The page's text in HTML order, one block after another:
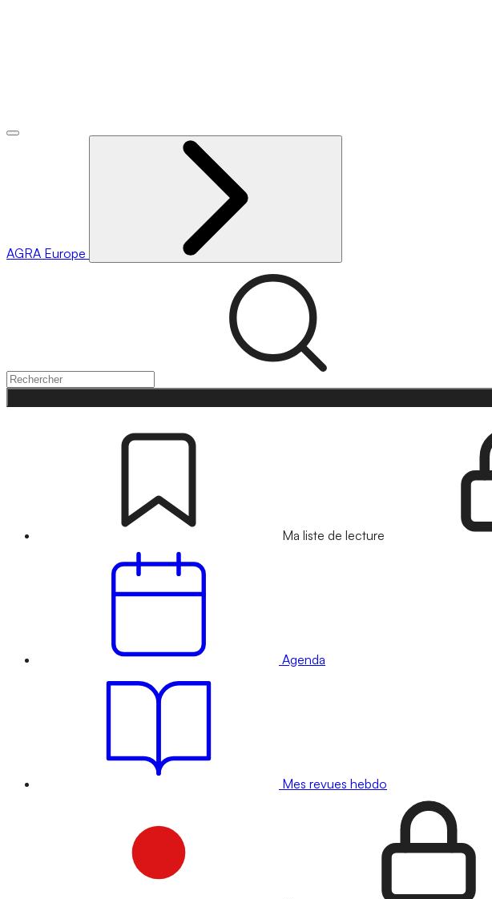
AGRA Europe
Ma liste de lecture
Agenda
Mes revues hebdo